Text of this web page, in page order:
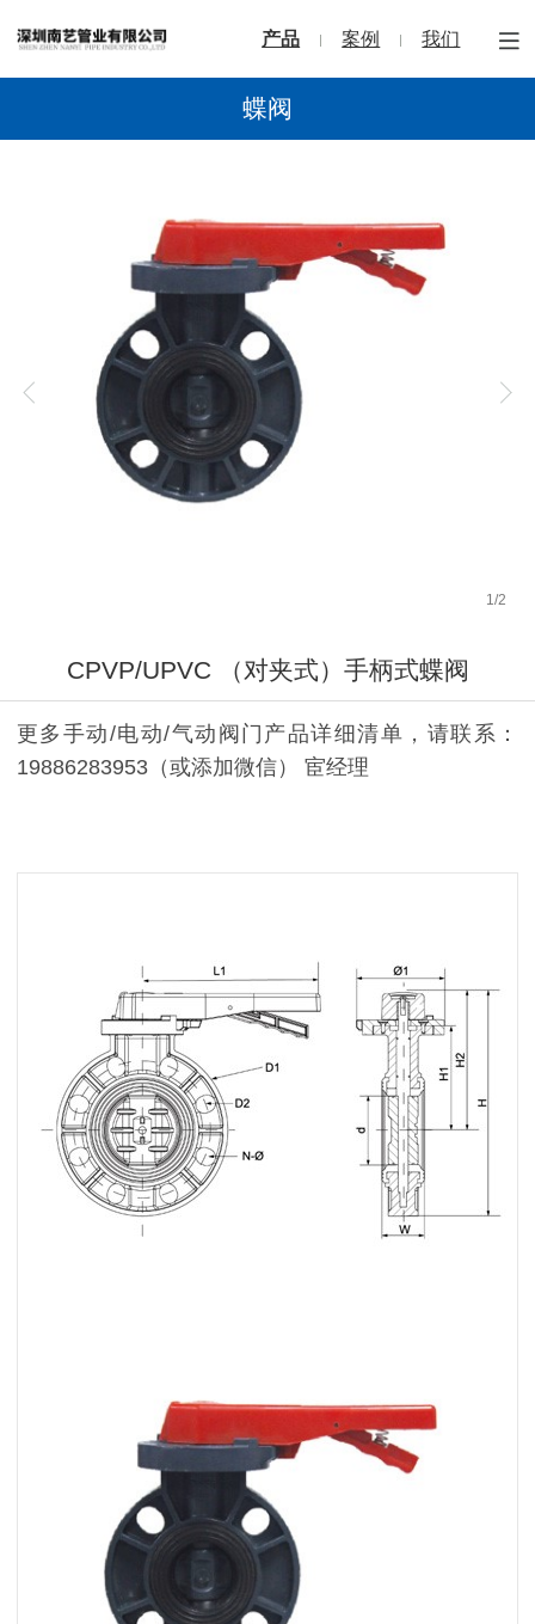
产品 案例 我们
蝶阀
1 /2
CPVP/UPVC （对夹式）手柄式蝶阀
更多手动/电动/气动阀门产品详细清单，请联系：
19886283953（或添加微信） 宦经理